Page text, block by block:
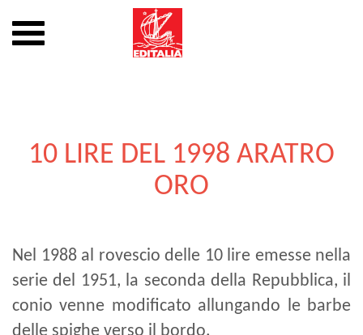
Mostra
o
10 LIRE DEL 1998 ARATRO
ORO
Nel 1988 al rovescio delle 10 lire emesse nella
serie del 1951, la seconda della Repubblica, il
conio venne modificato allungando le barbe